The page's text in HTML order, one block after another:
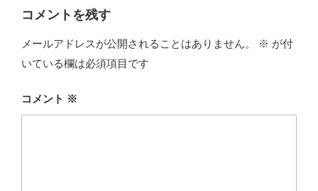
コメントを残す
メールアドレスが公開されることはありません。 ※ が付
いている欄は必須項目です
コメント ※